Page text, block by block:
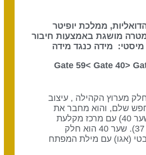
ממלכת יופיטר
מושגת באמצעות חיבור
מידה כנגד מידה
Gate 40 >
מערוץ הקהילה , עיצוב
שלם, והוא מחבר את
מרכז האגו (שער 40) עם מרכז מקלעת
השמש (שער 37). שער 40 הוא חלק
(אגו) עם מילת המפתח